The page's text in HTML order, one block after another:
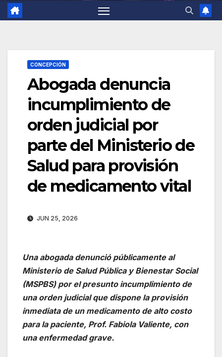
CONCEPCIÓN
Abogada denuncia
incumplimiento de
orden judicial por
parte del Ministerio de
Salud para provisión
de medicamento vital
JUN 25, 2026
Una abogada denunció públicamente al
Ministerio de Salud Pública y Bienestar Social
(MSPBS) por el presunto incumplimiento de
una orden judicial que dispone la provisión
inmediata de un medicamento de alto costo
para la paciente, Prof. Fabiola Valiente, con
una enfermedad grave.